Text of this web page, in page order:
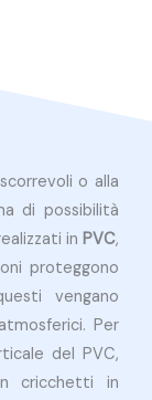
o alla
di possibilità
in PVC,
proteggono
vengano
Per
del PVC,
cricchetti in